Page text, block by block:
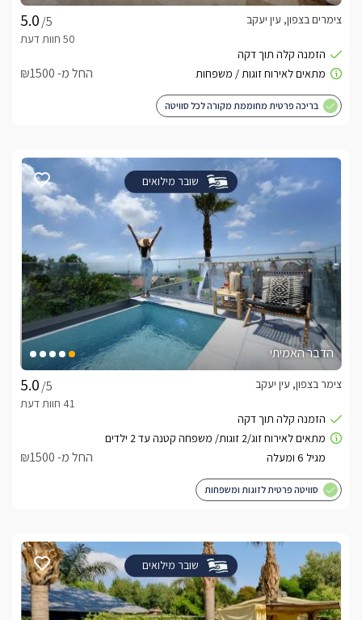
/5
צימרים בצפון, עין יעקב
החל מ- ₪1500
בריכה פרטית מחוממת מקורה לכל סוויטה
שובר מילואים
הדבר האמיתי
/5
צימר בצפון, עין יעקב
החל מ- ₪1500
סוויטה פרטית לזוגות ומשפחות
שובר מילואים